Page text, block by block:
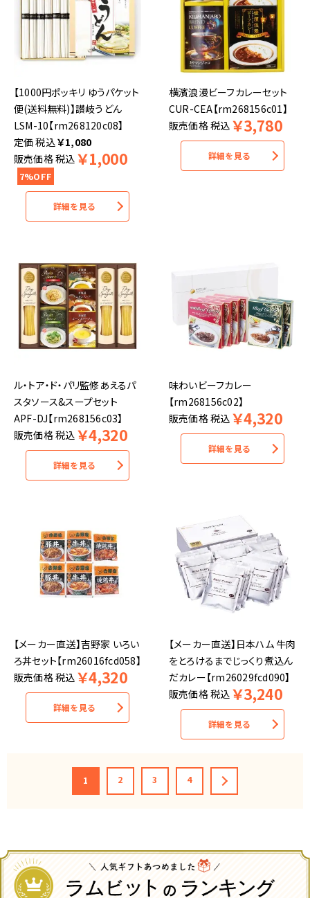
【1000円ポッキリ ゆうパケット
便(送料無料)】讃岐うどん
LSM-10【rm268120c08】
税込￥1,080
販売価格税込 ￥1,000
7%OFF
詳細を見る
横濱浪漫ビーフカレーセット
CUR-CEA【rm268156c01】
販売価格税込 ￥3,780
詳細を見る
ル・トア・ド・パリ監修あえるパ
スタソース&スープセット
APF-DJ【rm268156c03】
販売価格税込 ￥4,320
詳細を見る
味わいビーフカレー
【rm268156c02】
販売価格税込 ￥4,320
詳細を見る
【メーカー直送】吉野家 いろい
ろ丼セット【rm26016fcd058】
販売価格税込 ￥4,320
詳細を見る
【メーカー直送】日本ハム 牛肉
をとろけるまでじっくり煮込ん
だカレー【rm26029fcd090】
販売価格税込 ￥3,240
詳細を見る
1 2 3 4